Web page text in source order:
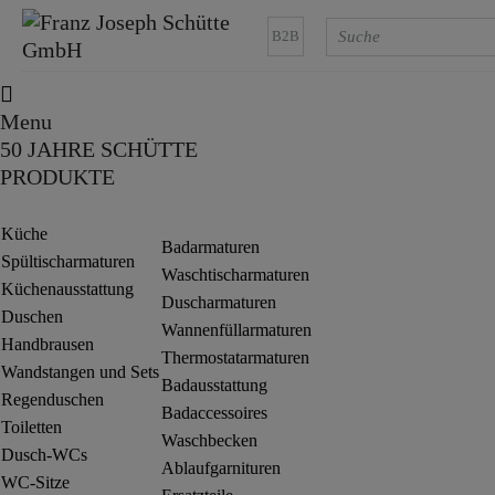
B2B
Menu
50 JAHRE SCHÜTTE
PRODUKTE
Küche
Spültischarmaturen
Küchenausstattung
Duschen
Handbrausen
Wandstangen und Sets
Regenduschen
Toiletten
Dusch-WCs
WC-Sitze
Badarmaturen
Waschtischarmaturen
Duscharmaturen
Wannenfüllarmaturen
Thermostatarmaturen
Badausstattung
Badaccessoires
Waschbecken
Ablaufgarnituren